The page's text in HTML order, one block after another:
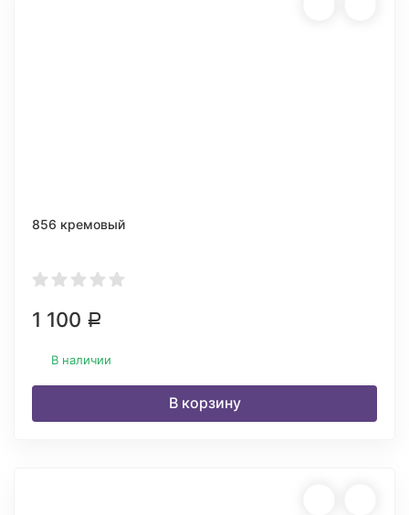
856 кремовый
1 100 Р
В наличии
В корзину